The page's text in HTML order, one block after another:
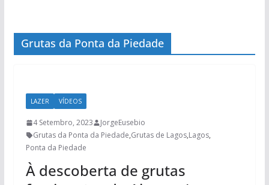
Grutas da Ponta da Piedade
LAZER VÍDEOS
4 Setembro, 2023
JorgeEusebio
Grutas da Ponta da Piedade,Grutas de Lagos,Lagos,
Ponta da Piedade
À descoberta de grutas